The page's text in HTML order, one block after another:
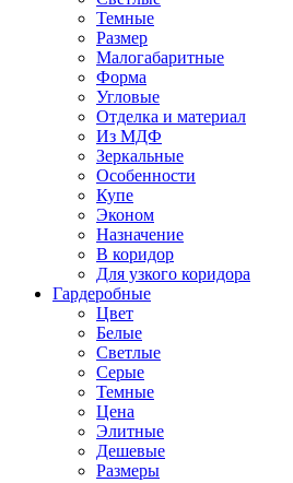
Темные
Размер
Малогабаритные
Форма
Угловые
Отделка и материал
Из МДФ
Зеркальные
Особенности
Купе
Эконом
Назначение
В коридор
Для узкого коридора
Гардеробные
Цвет
Белые
Светлые
Серые
Темные
Цена
Элитные
Дешевые
Размеры